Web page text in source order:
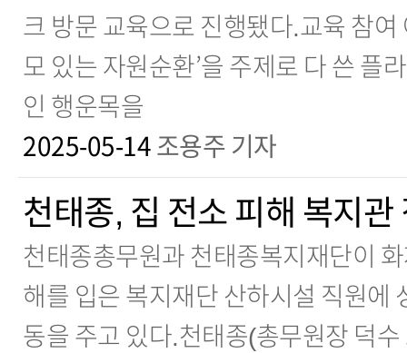
크 방문 교육으로 진행됐다.교육 참여
모 있는 자원순환’을 주제로 다 쓴 플
인 행운목을
2025-05-14 조용주 기자
천태종, 집 전소 피해 복지관
천태종총무원과 천태종복지재단이
해를 입은 복지재단 산하시설 직원에
동을 주고 있다.천태종(총무원장 덕